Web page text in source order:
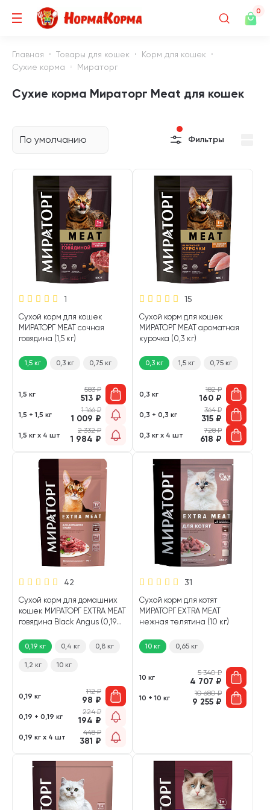
0
Главная Товары для кошек
Корм для кошек
Сухие корма
Мираторг
Сухие корма Мираторг Meat для кошек
По умолчанию Фильтры
1
Сухой корм для кошек
МИРАТОРГ MEAT сочная
говядина (1,5 кг)
1,5 кг 0,3 кг 0,75 кг
1,5 кг
583₽
513 ₽
1,5 + 1,5 кг
1 166₽
1 009 ₽
1,5 кг х 4 шт
2 332₽
1 984 ₽
15
Сухой корм для кошек
МИРАТОРГ MEAT ароматная
курочка (0,3 кг)
0,3 кг 1,5 кг 0,75 кг
0,3 кг
182₽
160 ₽
0,3 + 0,3 кг
364₽
315 ₽
0,3 кг х 4 шт
728₽
618 ₽
42
Сухой корм для домашних
кошек МИРАТОРГ EXTRA MEAT
говядина Black Angus (0,19
0,19 кг 0,4 кг 0,8 кг
1,2 кг 10 кг
0,19 кг
112₽
98 ₽
0,19 + 0,19 кг
224₽
194 ₽
0,19 кг х 4 шт
448₽
381 ₽
31
Сухой корм для котят
МИРАТОРГ EXTRA MEAT
нежная телятина (10 кг)
10 кг 0,65 кг
10 кг
5 340₽
4 707 ₽
10 + 10 кг
10 680₽
9 255 ₽